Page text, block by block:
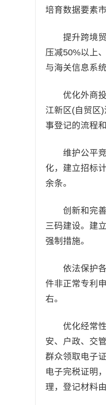
培育数据要素
提升跨境贸
压减50%以上
与海关信息系
优化外商投
江新区(自贸区
事登记的流程
维护公平竞
化，建立招标
余条。
创新和完善监
三码建设。建
强制措施。
依法保护各
件非正常专利
右。
优化经常性
安、户政、交
群众领取电子
电子完税证明
理，登记材料